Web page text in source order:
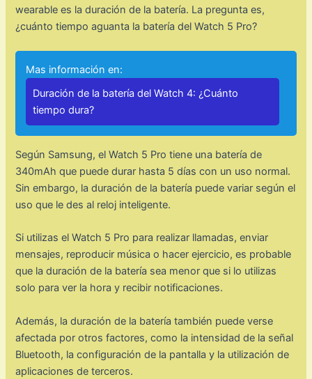
wearable es la duración de la batería. La pregunta es,
¿cuánto tiempo aguanta la batería del Watch 5 Pro?
Mas información en:
Duración de la batería del Watch 4: ¿Cuánto
tiempo dura?
Según Samsung, el Watch 5 Pro tiene una batería de
340mAh que puede durar hasta 5 días con un uso normal.
Sin embargo, la duración de la batería puede variar según el
uso que le des al reloj inteligente.
Si utilizas el Watch 5 Pro para realizar llamadas, enviar
mensajes, reproducir música o hacer ejercicio, es probable
que la duración de la batería sea menor que si lo utilizas
solo para ver la hora y recibir notificaciones.
Además, la duración de la batería también puede verse
afectada por otros factores, como la intensidad de la señal
Bluetooth, la configuración de la pantalla y la utilización de
aplicaciones de terceros.